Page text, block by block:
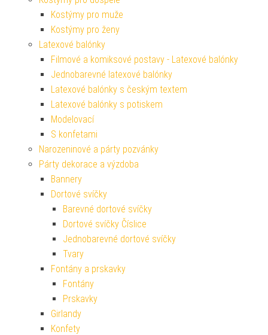
Kostýmy pro muže
Kostýmy pro ženy
Latexové balónky
Filmové a komiksové postavy - Latexové balónky
Jednobarevné latexové balónky
Latexové balónky s českým textem
Latexové balónky s potiskem
Modelovací
S konfetami
Narozeninové a párty pozvánky
Párty dekorace a výzdoba
Bannery
Dortové svíčky
Barevné dortové svíčky
Dortové svíčky Číslice
Jednobarevné dortové svíčky
Tvary
Fontány a prskavky
Fontány
Prskavky
Girlandy
Konfety